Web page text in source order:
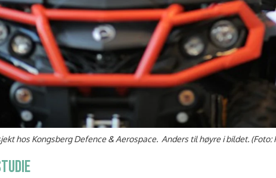
hos Kongsberg Defence & Aerospace. Anders til høyre i bildet. (Foto: